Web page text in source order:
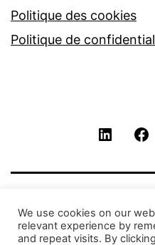
Politique des cookies
Politique de
LinkedIn
We use cookies on our
relevant experience by
and repeat visits. By